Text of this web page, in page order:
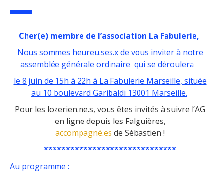
Cher(e) membre de l’association La Fabulerie,
Nous sommes heureu.ses.x de vous inviter à notre
assemblée générale ordinaire qui se déroulera
le 8 juin de 15h à 22h à La Fabulerie Marseille, située
au 10 boulevard Garibaldi 13001 Marseille.
Pour les lozerien.ne.s, vous êtes invités à suivre l’AG
en ligne depuis les Falguières,
accompagné.es de Sébastien !
******************************
Au programme :